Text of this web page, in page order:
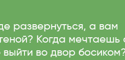
развернуться, а вам
Когда мечтаешь
во двор